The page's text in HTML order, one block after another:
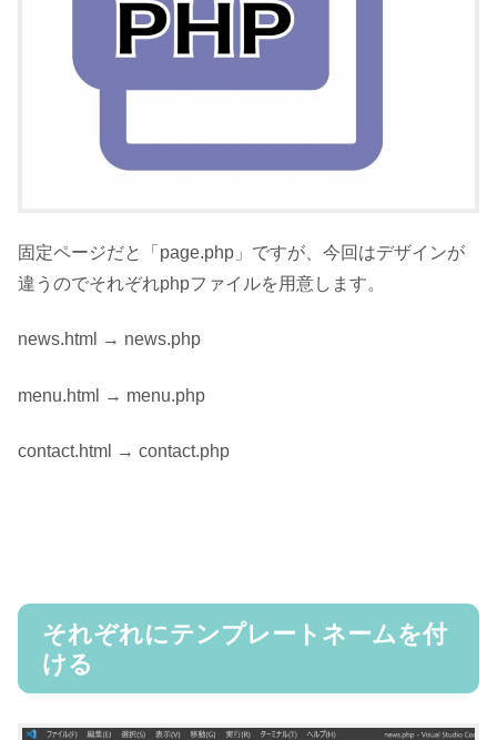
固定ページだと「page.php」ですが、今回はデザインが
違うのでそれぞれphpファイルを用意します。
news.html → news.php
menu.html → menu.php
contact.html → contact.php
それぞれにテンプレートネームを付
ける